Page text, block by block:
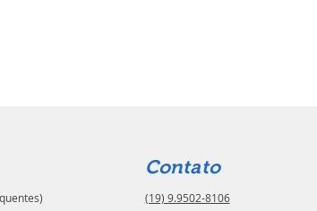
Contato
(19) 9.9502-8106